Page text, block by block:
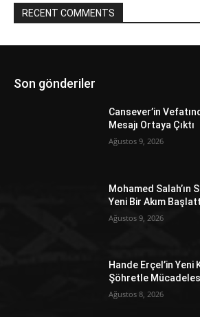
RECENT COMMENTS
Son gönderiler
Cansever’in
Mesajı Ortaya Çıktı
Ağustos 9, 2026
Mohamed Salah’ın
Yeni Bir Akım
Ağustos 9, 2026
Hande Erçel’in
Şöhretle
Ağustos 8, 2026